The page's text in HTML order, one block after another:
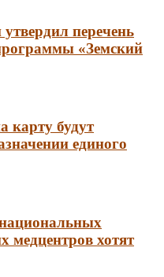
перечень
«Земский
карту будут
единого
медцентров хотят